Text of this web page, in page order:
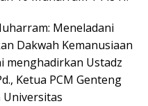
Meneladani
Dakwah Kemanusiaan
menghadirkan Ustadz
Ketua PCM Genteng
Universitas